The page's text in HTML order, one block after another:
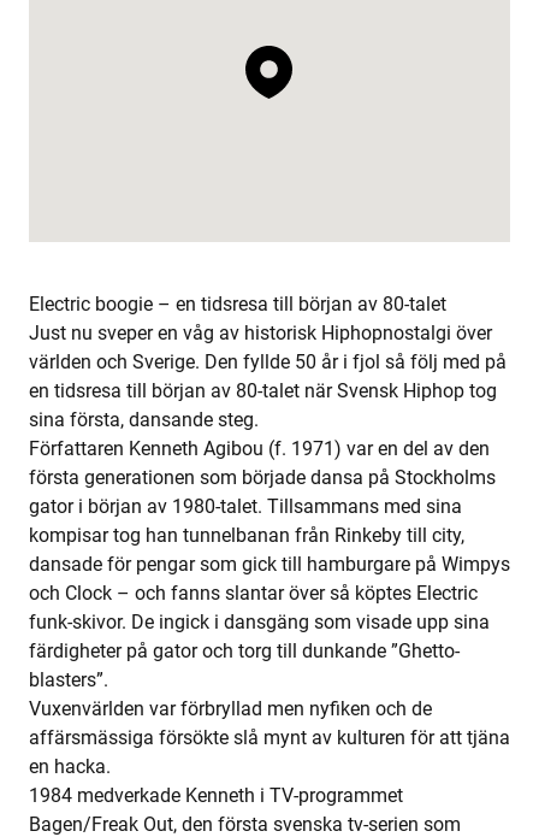
Electric boogie – en tidsresa till början av 80-talet
Just nu sveper en våg av historisk Hiphopnostalgi över
världen och Sverige. Den fyllde 50 år i fjol så följ med på
en tidsresa till början av 80-talet när Svensk Hiphop tog
sina första, dansande steg.
Författaren Kenneth Agibou (f. 1971) var en del av den
första generationen som började dansa på Stockholms
gator i början av 1980-talet. Tillsammans med sina
kompisar tog han tunnelbanan från Rinkeby till city,
dansade för pengar som gick till hamburgare på Wimpys
och Clock – och fanns slantar över så köptes Electric
funk-skivor. De ingick i dansgäng som visade upp sina
färdigheter på gator och torg till dunkande ”Ghetto-
blasters”.
Vuxenvärlden var förbryllad men nyfiken och de
affärsmässiga försökte slå mynt av kulturen för att tjäna
en hacka.
1984 medverkade Kenneth i TV-programmet
Bagen/Freak Out, den första svenska tv-serien som